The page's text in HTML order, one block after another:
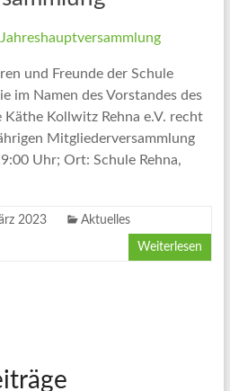
und Freunde der Schule
im Namen des Vorstandes des
Käthe Kollwitz Rehna e.V. recht
Mitgliederversammlung
Uhr; Ort: Schule Rehna,
2023 Aktuelles
Weiterlesen